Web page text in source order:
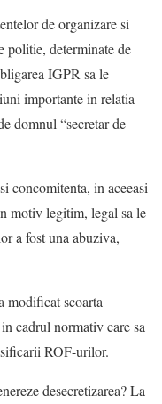
de organizare si
politie, determinate de
IGPR sa le
importante in relatia
domnul “secretar de
concomitenta, in aceeasi
motiv legitim, legal sa le
a fost una abuziva,
modificat scoarta
cadrul normativ care sa
ROF-urilor.
desecretizarea? La